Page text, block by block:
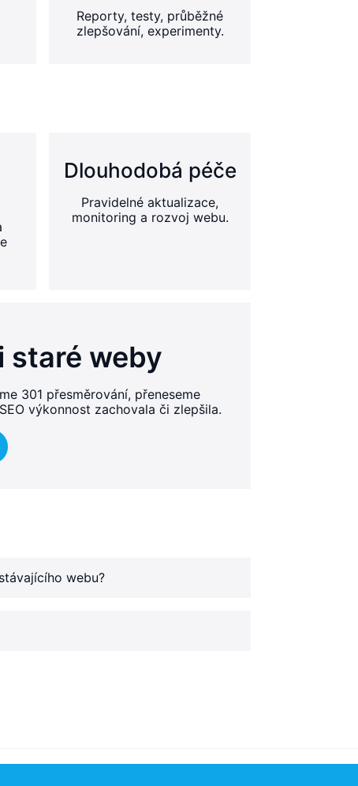
Reporty, testy, průběžné
zlepšování, experimenty.
Dlouhodobá péče
Pravidelné aktualizace,
monitoring a rozvoj webu.
staré weby
301 přesměrování, přeneseme
výkonnost zachovala či zlepšila.
webu?